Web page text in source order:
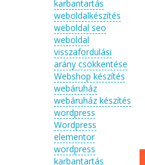
karbantartás
weboldalkészítés
weboldal seo
weboldal
visszafordulási
arány csökkentése
Webshop készítés
webáruház
webáruház készítés
wordpress
Wordpress
elementor
wordpress
karbantartás